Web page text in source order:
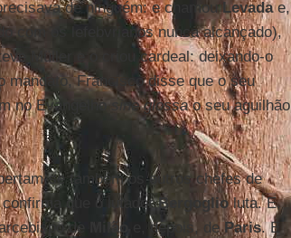
de ninguém: e chamouLevadae,
com os lefebvrianos nunca alcançado),
Müller e o criou cardeal: deixando-o
mandato, Francisco disse que o seu
no Evangelho sine glossao seu aguilhão
se também os outros chefes de
que o lutadorBergoglioluta. E,
de
Milão e, depois, deParis. E